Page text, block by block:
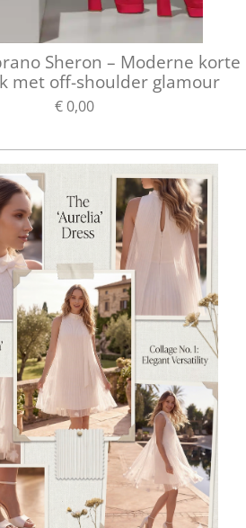
Sheron – Moderne korte
met off-shoulder glamour
€ 0,00